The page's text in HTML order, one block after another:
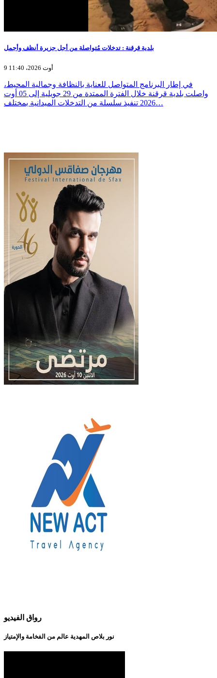
بلدية قرقنة : تدخلات مُتواصلة من أجل جزيرة أنظف وأجمل
9 أوت 2026، 11:40
في إطار البرنامج المتواصل للعناية بالنظافة وجمالية المحيط،
واصلت بلدية قرقنة خلال الفترة الممتدة من 29 جويلية إلى 05 أوت
2026 تنفيذ سلسلة من التدخلات الميدانية بمختلف…
رواق الفيديو
نور بلاص المهدية عالم من الفخامة والإمتياز